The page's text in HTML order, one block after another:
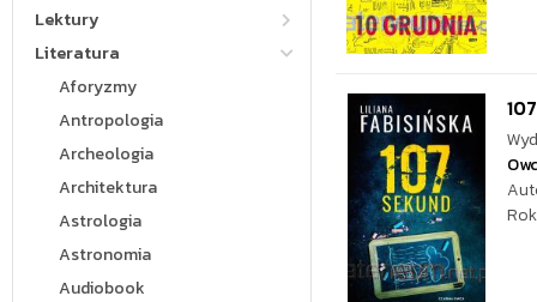
Lektury
Literatura
Aforyzmy
Antropologia
Archeologia
Architektura
Astrologia
Astronomia
Audiobook